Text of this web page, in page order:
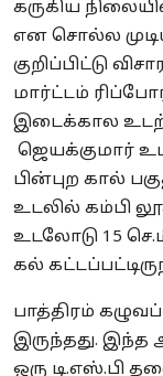
கருகிய
என சொல்ல
குறிப்பிட்டு
மார்ட்டம்
இடைக்கால
ஜெயக்குமார்
பின்புற கால்
உடலில் கம்பி
உடலோடு 15
கல்
பாத்திரம்
இருந்தது.
ஒரு டி.எஸ்.பி